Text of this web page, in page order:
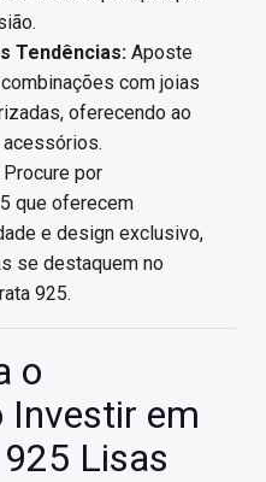
Tendências: Aposte
com joias
oferecendo ao
Procure por
que oferecem
e design exclusivo,
se destaquem no
925.
o
Investir em
Lisas